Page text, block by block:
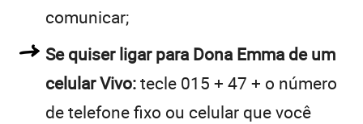
comunicar;
Se quiser ligar para Dona Emma de um
celular Vivo:tecle 015 + 47 + o número
de telefone fixo ou celular que você